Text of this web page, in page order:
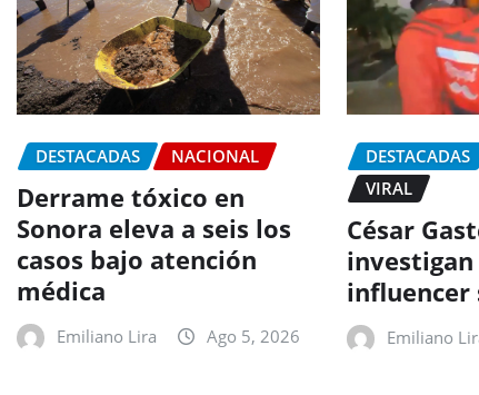
DESTACADAS NACIONAL
Derrame tóxico en
Sonora eleva a seis los
casos bajo atención
médica
Emiliano Lira Ago 5, 2026
DESTACADAS
VIRAL
César
influencer
Emiliano